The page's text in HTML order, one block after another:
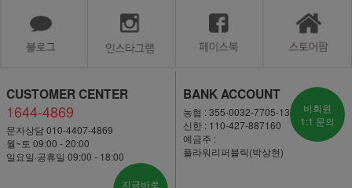
CUSTOMER CENTER
1644-4869
문자상담 010-4407-4869
월~토 09:00 - 20:00
일요일·공휴일 09:00 - 18:00
지금바로
BANK ACCOUNT
농협 : 355-0032-7705-13
신한 : 110-427-887160
예금주 :
플라워리퍼블릭(박상현)
비회원
1:1 문의